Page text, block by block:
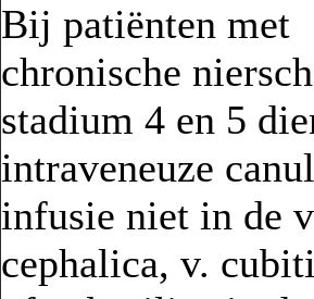
Bij patiënten met
chronische
stadium 4 en 5
intraveneuze
infusie niet in de
cephalica, v.